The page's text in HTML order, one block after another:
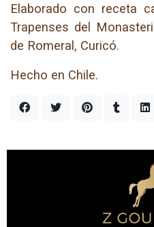
Elaborado con receta
Trapenses del
de Romeral, Curicó.
Hecho en Chile.